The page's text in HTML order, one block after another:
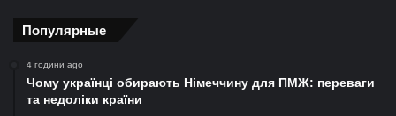
Популярные
4 години ago
Чому українці обирають Німеччину для ПМЖ: переваги
та недоліки країни